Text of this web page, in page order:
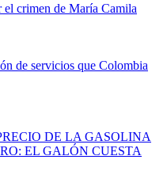
el crimen de María Camila
de servicios que Colombia
DE LA GASOLINA
EL GALÓN CUESTA